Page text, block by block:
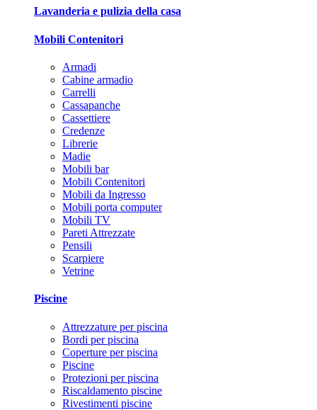
Lavanderia e pulizia della casa
Mobili Contenitori
Armadi
Cabine armadio
Carrelli
Cassapanche
Cassettiere
Credenze
Librerie
Madie
Mobili bar
Mobili Contenitori
Mobili da Ingresso
Mobili porta computer
Mobili TV
Pareti Attrezzate
Pensili
Scarpiere
Vetrine
Piscine
Attrezzature per piscina
Bordi per piscina
Coperture per piscina
Piscine
Protezioni per piscina
Riscaldamento piscine
Rivestimenti piscine